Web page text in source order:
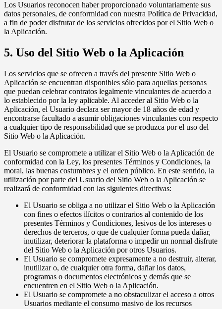
Los Usuarios reconocen haber proporcionado voluntariamente sus
datos personales, de conformidad con nuestra Política de Privacidad,
a fin de poder disfrutar de los servicios ofrecidos por el Sitio Web o
la Aplicación.
5. Uso del Sitio Web o la Aplicación
Los servicios que se ofrecen a través del presente Sitio Web o
Aplicación se encuentran disponibles sólo para aquellas personas
que puedan celebrar contratos legalmente vinculantes de acuerdo a
lo establecido por la ley aplicable. Al acceder al Sitio Web o la
Aplicación, el Usuario declara ser mayor de 18 años de edad y
encontrarse facultado a asumir obligaciones vinculantes con respecto
a cualquier tipo de responsabilidad que se produzca por el uso del
Sitio Web o la Aplicación.
El Usuario se compromete a utilizar el Sitio Web o la Aplicación de
conformidad con la Ley, los presentes Términos y Condiciones, la
moral, las buenas costumbres y el orden público. En este sentido, la
utilización por parte del Usuario del Sitio Web o la Aplicación se
realizará de conformidad con las siguientes directivas:
El Usuario se obliga a no utilizar el Sitio Web o la Aplicación
con fines o efectos ilícitos o contrarios al contenido de los
presentes Términos y Condiciones, lesivos de los intereses o
derechos de terceros, o que de cualquier forma pueda dañar,
inutilizar, deteriorar la plataforma o impedir un normal disfrute
del Sitio Web o la Aplicación por otros Usuarios.
El Usuario se compromete expresamente a no destruir, alterar,
inutilizar o, de cualquier otra forma, dañar los datos,
programas o documentos electrónicos y demás que se
encuentren en el Sitio Web o la Aplicación.
El Usuario se compromete a no obstaculizar el acceso a otros
Usuarios mediante el consumo masivo de los recursos